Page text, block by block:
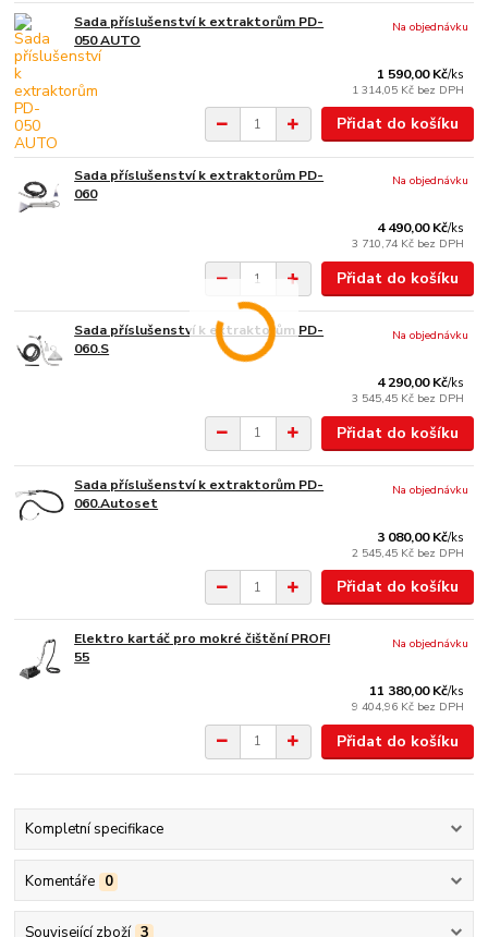
Sada příslušenství k extraktorům PD-
050 AUTO
1 590,00 Kč/ks
1 314,05 Kč bez DPH
Na objednávku
Přidat do košíku
Sada příslušenství k extraktorům PD-
060
4 490,00 Kč/ks
3 710,74 Kč bez DPH
Na objednávku
Přidat do košíku
Sada příslušenství k extraktorům PD-
060.S
4 290,00 Kč/ks
3 545,45 Kč bez DPH
Na objednávku
Přidat do košíku
Sada příslušenství k extraktorům PD-
060.Autoset
3 080,00 Kč/ks
2 545,45 Kč bez DPH
Na objednávku
Přidat do košíku
Elektro kartáč pro mokré čištění PROFI
55
11 380,00 Kč/ks
9 404,96 Kč bez DPH
Na objednávku
Přidat do košíku
Kompletní specifikace
Komentáře 0
Související zboží 3